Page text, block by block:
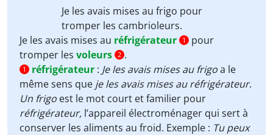
Je les avais mises au frigo pour
tromper les cambrioleurs.
Je les avais mises au réfrigérateur 1
pour
tromper les voleurs 2 .
1 réfrigérateur : Je les avais mises au frigoa le
même sens que je les avais mises au réfrigérateur.
Un frigo est le mot court et familier pour
réfrigérateur, l’appareil électroménager qui sert à
conserver les aliments au froid. Exemple : Tu peux